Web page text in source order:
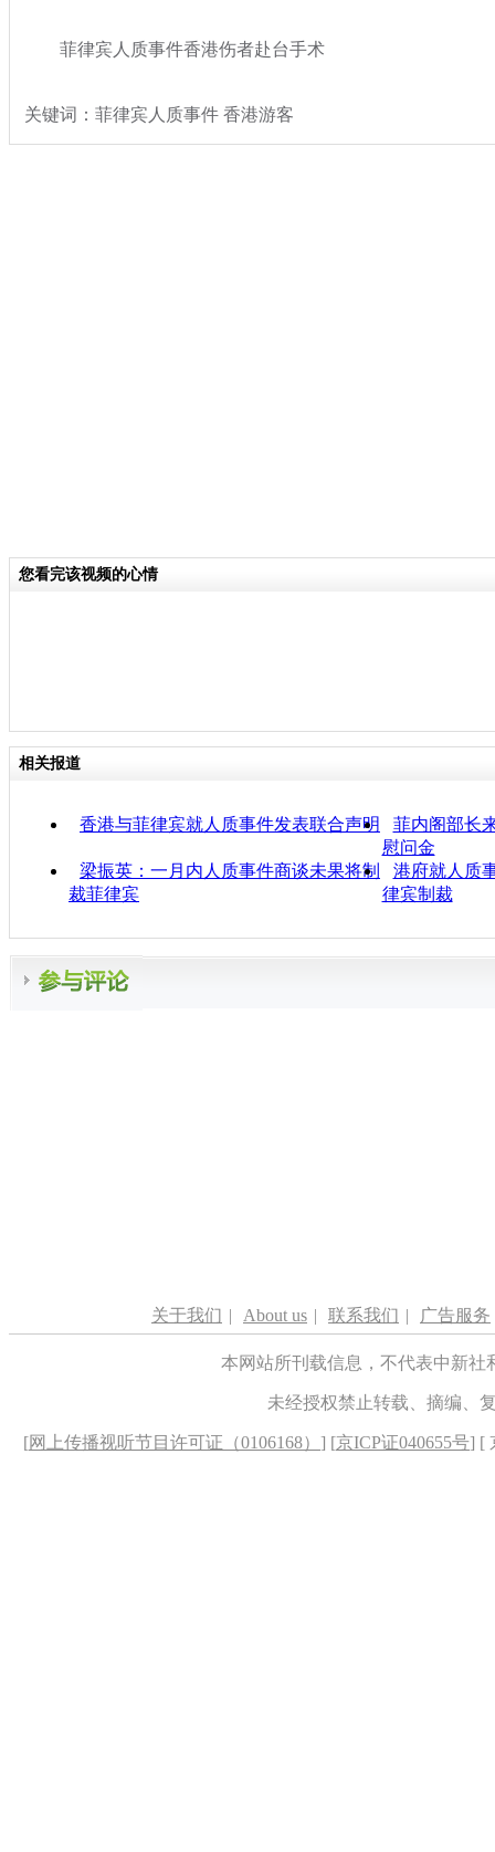
菲律宾人质事件香港伤者赴台手术
关键词：菲律宾人质事件 香港游客
您看完该视频的心情
相关报道
香港与菲律宾就人质事件发表联合声明
菲内阁部长
慰问金
梁振英：一月内人质事件商谈未果将制
裁菲律宾
港府就人质
律宾制裁
关于我们 | About us | 联系我们 | 广告服务
本网站所刊载信息，不代表中新
未经授权禁止转载、摘编、
[网上传播视听节目许可证（0106168） ] [京ICP证040655号] [